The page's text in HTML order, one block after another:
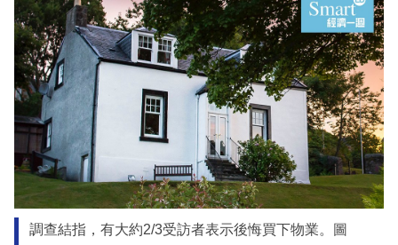
調查結指，有大約2/3受訪者表示後悔買下物業。圖